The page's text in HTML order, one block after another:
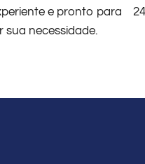
e pronto para
sua necessidade.